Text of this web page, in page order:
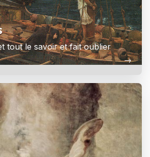
tout le savoir et fait oublier
→